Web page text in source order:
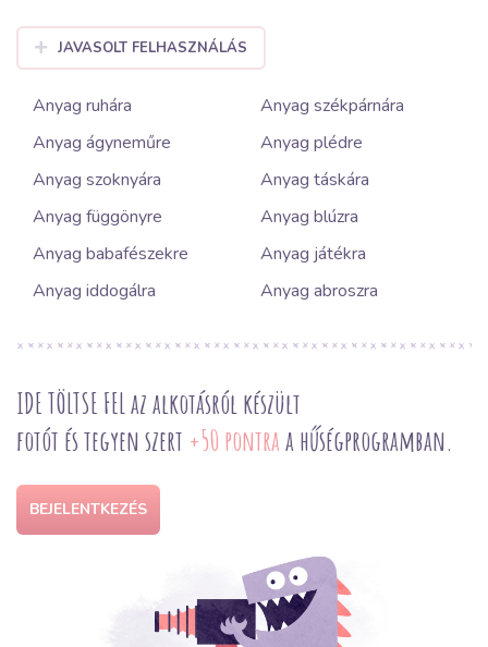
JAVASOLT FELHASZNÁLÁS
Anyag ruhára
Anyag székpárnára
Anyag ágyneműre
Anyag plédre
Anyag szoknyára
Anyag táskára
Anyag függönyre
Anyag blúzra
Anyag babafészekre
Anyag játékra
Anyag iddogálra
Anyag abroszra
IDE TÖLTSE FEL az alkotásról készült
fotót és tegyen szert +50 pontraa hűségprogramban.
BEJELENTKEZÉS